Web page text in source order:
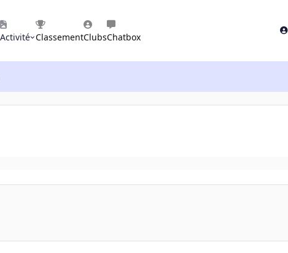
Activité ClassementClubsChatbox